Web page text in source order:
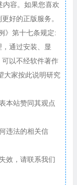
内容。如果您喜欢
好的正版服务。
》第十七条规定:
通过安装、显
以不经软件著作
大家按此说明研究
本站赞同其观点
违法的相关信
效，请联系我们